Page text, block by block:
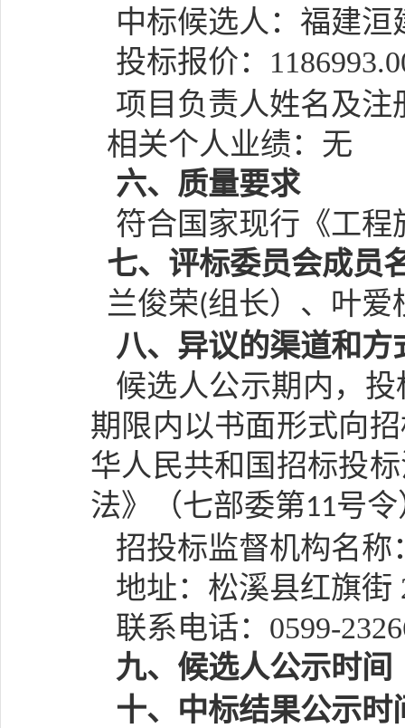
中标候选人： 福建洹
投标报价：
项目负责人姓名及注
相关个人业绩：无
六、质量要求
符合国家现行《工
七、 评标委员会成员
兰俊荣(组长）、 叶爱
八、异议的渠道和方
候选人公示期内，
期限内以书面形式向
华人民共和国招标投
法》（七部委第11号
招投标监督机构名
地址：松溪县红旗街
联系电话： 0599-
九、候选人公示时间
十、中标结果公示时